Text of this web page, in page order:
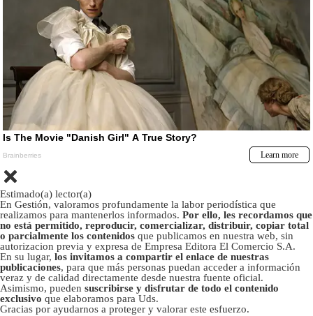
Estimado(a) lector(a)
En Gestión, valoramos profundamente la labor periodística que
realizamos para mantenerlos informados. Por ello, les recordamos que
no está permitido, reproducir, comercializar, distribuir, copiar total
o parcialmente los contenidos que publicamos en nuestra web, sin
autorizacion previa y expresa de Empresa Editora El Comercio S.A.
En su lugar, los invitamos a compartir el enlace de nuestras
publicaciones, para que más personas puedan acceder a información
veraz y de calidad directamente desde nuestra fuente oficial.
Asimismo, pueden suscribirse y disfrutar de todo el contenido
exclusivo que elaboramos para Uds.
Gracias por ayudarnos a proteger y valorar este esfuerzo.